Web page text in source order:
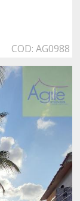
COD: AG0988